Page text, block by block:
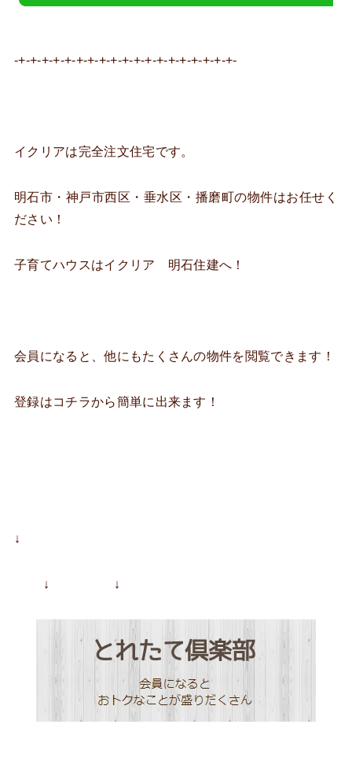
-+-+-+-+-+-+-+-+-+-+-+-+-+-+-+-+-+-+-+-
イクリアは完全注文住宅です。
明石市・神戸市西区・垂水区・播磨町の物件はお任せく
ださい！
子育てハウスはイクリア 明石住建へ！
会員になると、他にもたくさんの物件を閲覧できます！
登録はコチラから簡単に出来ます！
↓
↓ ↓